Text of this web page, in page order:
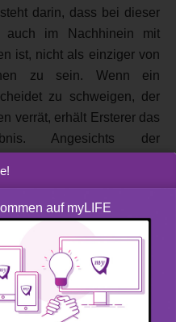
darin, dass bei dieser
auch im Nachhinein mit
ist, nicht als einziger von
zu sein. Wenn ein
zu schweigen, der
verrät, erhält Ersterer das
Angesichts der
Lösung gibt.
das zentrale Konzept der
(bei der sich die
der Spieler
Information
auf John Nash zurück,
auf myLIFE